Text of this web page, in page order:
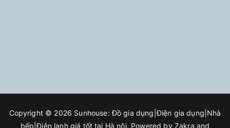
Copyright © 2026 Sunhouse: Đồ gia dụng|Điện gia dụng|Nhà
bếp|Điện lạnh giá tốt tại Hà nội. Powered by Zakra and